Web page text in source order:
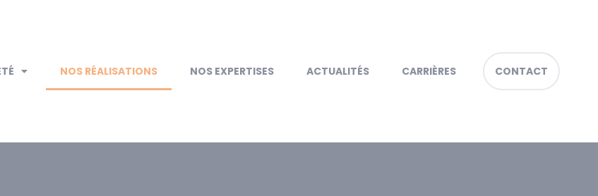
NOS RÉALISATIONS NOS EXPERTISES ACTUALITÉS CARRIÈRES CONTACT